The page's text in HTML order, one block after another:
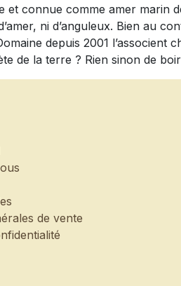
et connue comme amer marin
ni d’anguleux. Bien au
depuis 2001 l’associent
de la terre ? Rien sinon de
de vente